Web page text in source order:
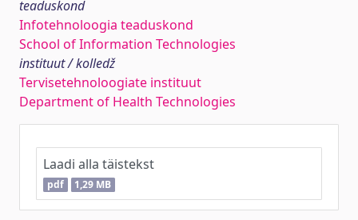
teaduskond
Infotehnoloogia teaduskond
School of Information Technologies
instituut / kolledž
Tervisetehnoloogiate instituut
Department of Health Technologies
Laadi alla täistekst
pdf 1,29 MB